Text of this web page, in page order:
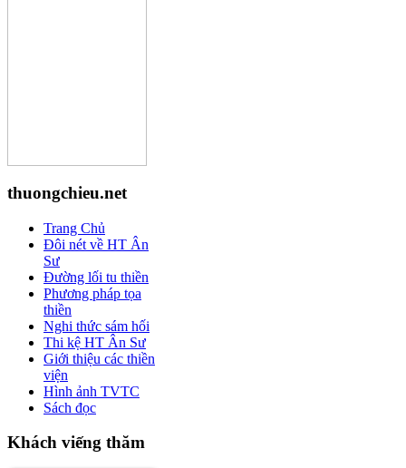
thuongchieu.net
Trang Chủ
Đôi nét về HT Ân
Sư
Đường lối tu thiền
Phương pháp tọa
thiền
Nghi thức sám hối
Thi kệ HT Ân Sư
Giới thiệu các thiền
viện
Hình ảnh TVTC
Sách đọc
Khách viếng thăm